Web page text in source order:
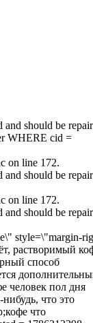
should be
WHERE cid =
on line 172.
should be
on line 172.
should be
style=\"margin-
растворимый
способ
человек пол дня
что это
что